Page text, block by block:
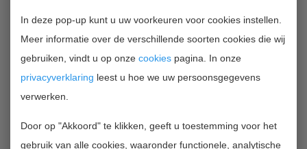
In deze pop-up kunt u uw voorkeuren voor cookies instellen.
Meer informatie over de verschillende soorten cookies die wij
gebruiken, vindt u op onze cookies pagina. In onze
privacyverklaring leest u hoe we uw persoonsgegevens
verwerken.
Door op "Akkoord" te klikken, geeft u toestemming voor het
gebruik van alle cookies, waaronder functionele, analytische
TERUG NAAR OVERZICHT
Contactgegevens
InnoFunding B.V.